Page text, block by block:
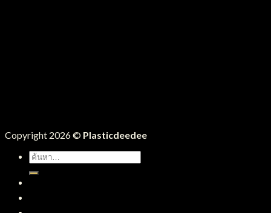
Copyright 2026 © Plasticdeedee
ค้นหา: